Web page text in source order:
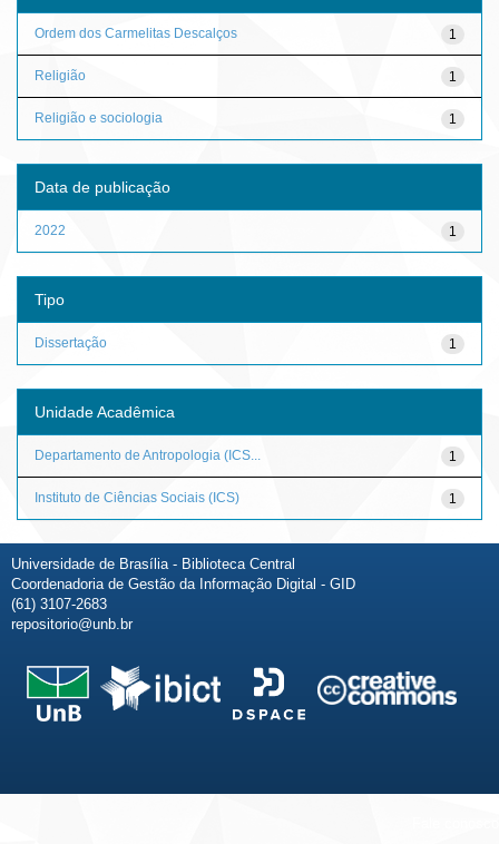
1
Ordem dos Carmelitas Descalços
1
Religião
1
Religião e sociologia
Data de publicação
1
2022
Tipo
1
Dissertação
Unidade Acadêmica
1
Departamento de Antropologia (ICS...
1
Instituto de Ciências Sociais (ICS)
Universidade de Brasília - Biblioteca Central
Coordenadoria de Gestão da Informação Digital - GID
(61) 3107-2683
repositorio@unb.br